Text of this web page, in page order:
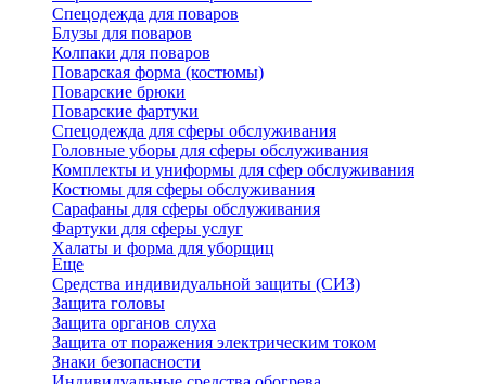
Спецодежда для поваров
Блузы для поваров
Колпаки для поваров
Поварская форма (костюмы)
Поварские брюки
Поварские фартуки
Спецодежда для сферы обслуживания
Головные уборы для сферы обслуживания
Комплекты и униформы для сфер обслуживания
Костюмы для сферы обслуживания
Сарафаны для сферы обслуживания
Фартуки для сферы услуг
Халаты и форма для уборщиц
Еще
Средства индивидуальной защиты (СИЗ)
Защита головы
Защита органов слуха
Защита от поражения электрическим током
Знаки безопасности